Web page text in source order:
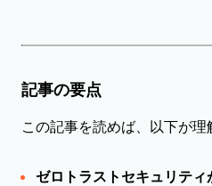
記事の要点
この記事を読めば、以下が理
ゼロトラストセキュリティ